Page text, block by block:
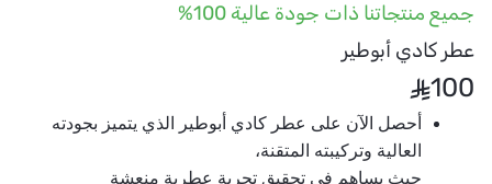
جميع منتجاتنا ذات جودة عالية 100%
عطر كادي أبوطير
100
العالية وتركيبته المتقنة،